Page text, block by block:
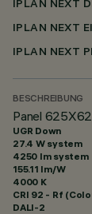
IPLAN NEXT
IPLAN NEXT
IPLAN NEXT
BESCHREIBUNG
Panel
UGR Down
27.4 W system
4250 lm system
155.11 lm/W
4000 K
CRI 92 - Rf
DALI-2